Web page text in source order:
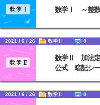
数学Ⅰ ～整数
2021 / 6 / 26 数学Ⅱ 0
数学Ⅱ 加法定
公式 暗記シ
2021 / 6 / 26 数学Ⅱ 0